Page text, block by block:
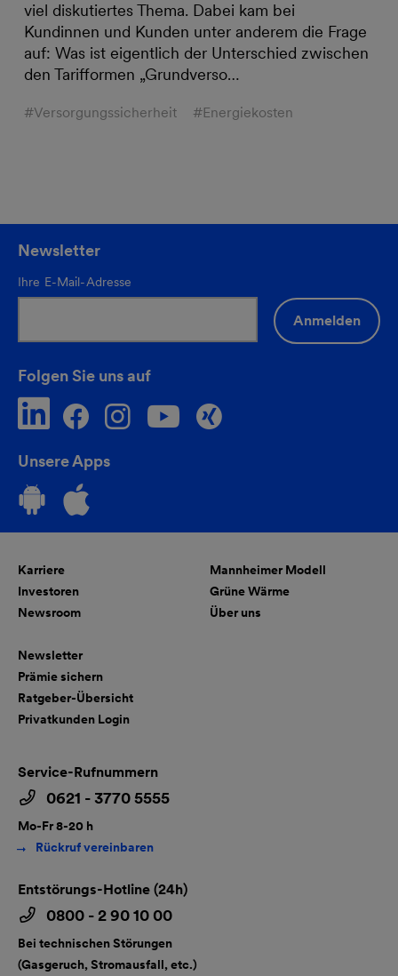
viel diskutiertes Thema. Dabei kam bei
Kundinnen und Kunden unter anderem die Frage
auf: Was ist eigentlich der Unterschied zwischen
den Tarifformen „Grundverso…
#Versorgungssicherheit #Energiekosten
Newsletter
Ihre E-Mail-Adresse
Anmelden
Folgen Sie uns auf
Unsere Apps
Karriere
Investoren
Newsroom
Mannheimer Modell
Grüne Wärme
Über uns
Newsletter
Prämie sichern
Ratgeber-Übersicht
Privatkunden Login
Service-Rufnummern
0621 - 3770 5555
Mo-Fr 8-20 h
Rückruf vereinbaren
Entstörungs-Hotline (24h)
0800 - 2 90 10 00
Bei technischen Störungen
(Gasgeruch, Stromausfall, etc.)